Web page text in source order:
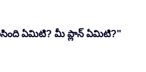
ఏమిటి? మీ ప్లాన్ ఏమిటి?"